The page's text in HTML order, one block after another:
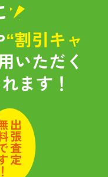
“割引キャ
いただく
ます！